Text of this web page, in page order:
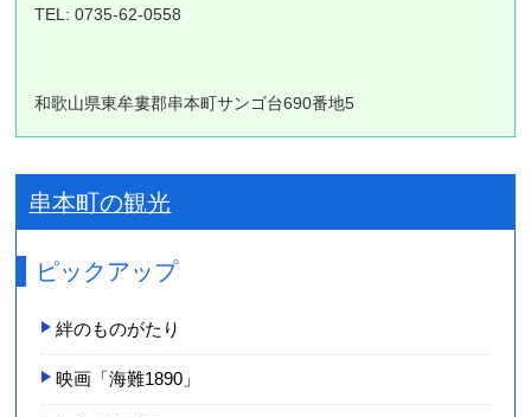
TEL: 0735-62-0558
和歌山県東牟婁郡串本町サンゴ台690番地5
串本町の観光
ピックアップ
絆のものがたり
映画「海難1890」